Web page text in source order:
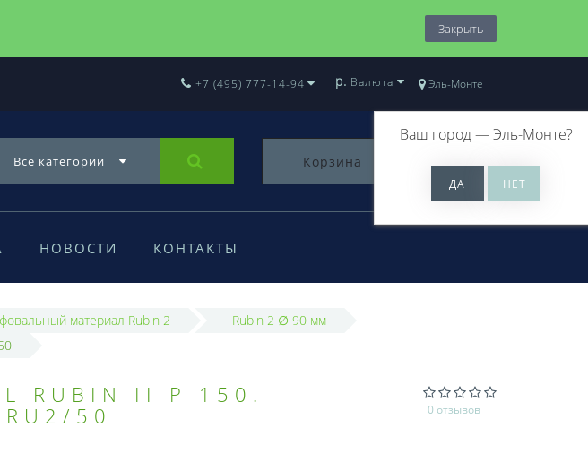
Закрыть
Эль-Монте
Ваш город —Эль-Монте?
+7 (495) 777-14-94 р. Валюта
Все категории Корзина 0
НОВОСТИ КОНТАКТЫ
материал Rubin 2
Rubin 2 ∅ 90 мм
RUBIN II P 150.
50
0 отзывов